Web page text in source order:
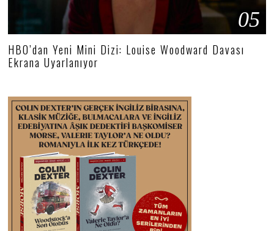
05
HBO’dan Yeni Mini Dizi: Louise Woodward Davası
Ekrana Uyarlanıyor